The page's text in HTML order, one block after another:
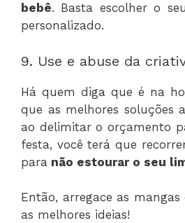
bebê. Basta escolher o
personalizado.
9. Use e abuse da
Há quem diga que é na
que as melhores soluções
ao delimitar o orçamento
festa, você terá que
para não estourar o seu
Então, arregace as
as melhores ideias!